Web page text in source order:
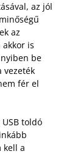
az jól
az
is
be
vezeték
fér el
toldó
kell a